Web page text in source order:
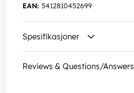
5412810452699
EAN:
Spesifikasjoner
Reviews & Questions/Answers